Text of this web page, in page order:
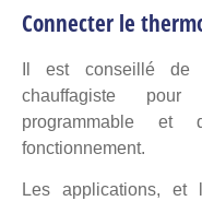
Connecter le
Il est conseillé de
chauffagiste pour
programmable et
fonctionnement.
Les applications, et